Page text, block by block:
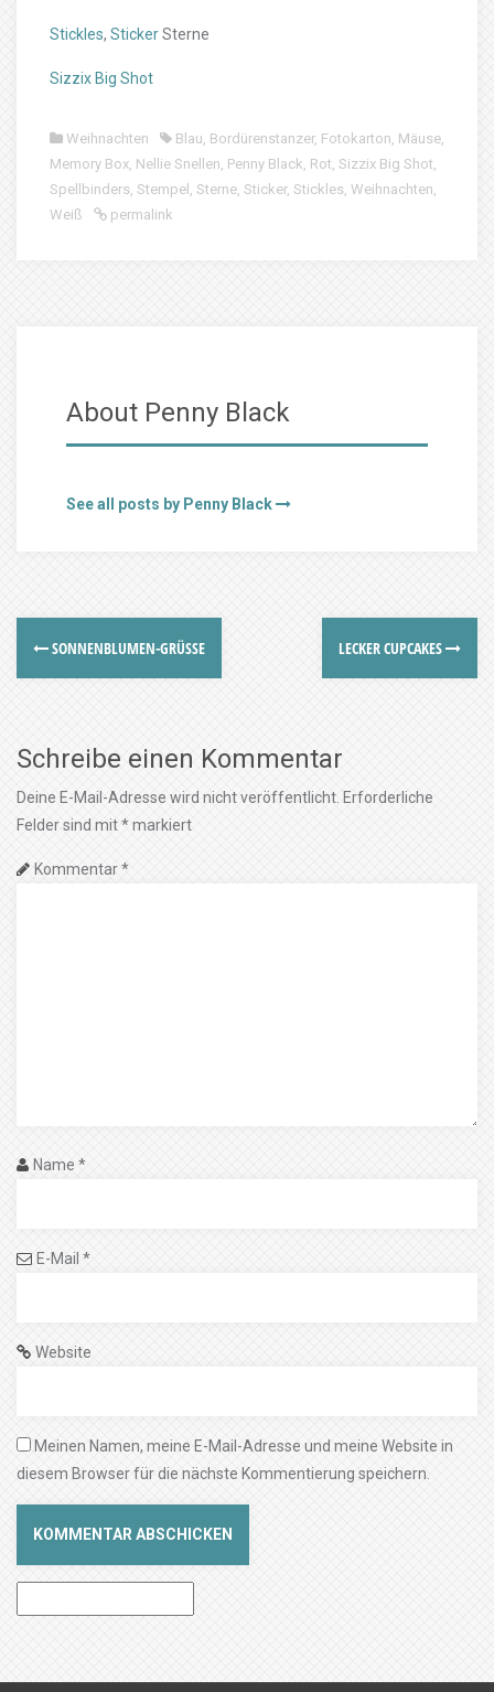
Stickles, StickerSterne
Sizzix Big Shot
Weihnachten Blau Bordürenstanzer, Fotokarton Mäuse
Memory Box Nellie Snellen Penny Black Rot Sizzix Big Shot
Spellbinders Stempel Sterne Sticker, Stickles Weihnachten
Weiß
permalink
About Penny Black
See all posts by Penny Black
SONNENBLUMEN-GRÜSSE LECKER CUPCAKES
Schreibe einen Kommentar
Deine E-Mail-Adresse wird nicht veröffentlicht. Erforderliche
Felder sind mit*markiert
Kommentar*
Name *
E-Mail *
Website
Meinen Namen, meine E-Mail-Adresse und meine Website in
diesem Browser für die nächste Kommentierung speichern.